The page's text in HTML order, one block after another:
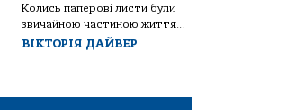
Колись паперові листи були
звичайною частиною життя...
ВІКТОРІЯ ДАЙВЕР